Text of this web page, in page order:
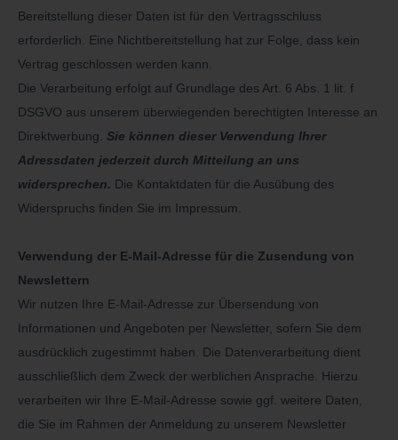
Bereitstellung dieser Daten ist für den Vertragsschluss
erforderlich. Eine Nichtbereitstellung hat zur Folge, dass kein
Vertrag geschlossen werden kann.
Die Verarbeitung erfolgt auf Grundlage des Art. 6 Abs. 1 lit. f
DSGVO aus unserem überwiegenden berechtigten Interesse an
Direktwerbung. Sie können dieser Verwendung Ihrer
Adressdaten jederzeit durch Mitteilung an uns
widersprechen. Die Kontaktdaten für die Ausübung des
Widerspruchs finden Sie im Impressum.
Verwendung der E-Mail-Adresse für die Zusendung von
Newslettern
Wir nutzen Ihre E-Mail-Adresse zur Übersendung von
Informationen und Angeboten per Newsletter, sofern Sie dem
ausdrücklich zugestimmt haben. Die Datenverarbeitung dient
ausschließlich dem Zweck der werblichen Ansprache. Hierzu
verarbeiten wir Ihre E-Mail-Adresse sowie ggf. weitere Daten,
die Sie im Rahmen der Anmeldung zu unserem Newsletter